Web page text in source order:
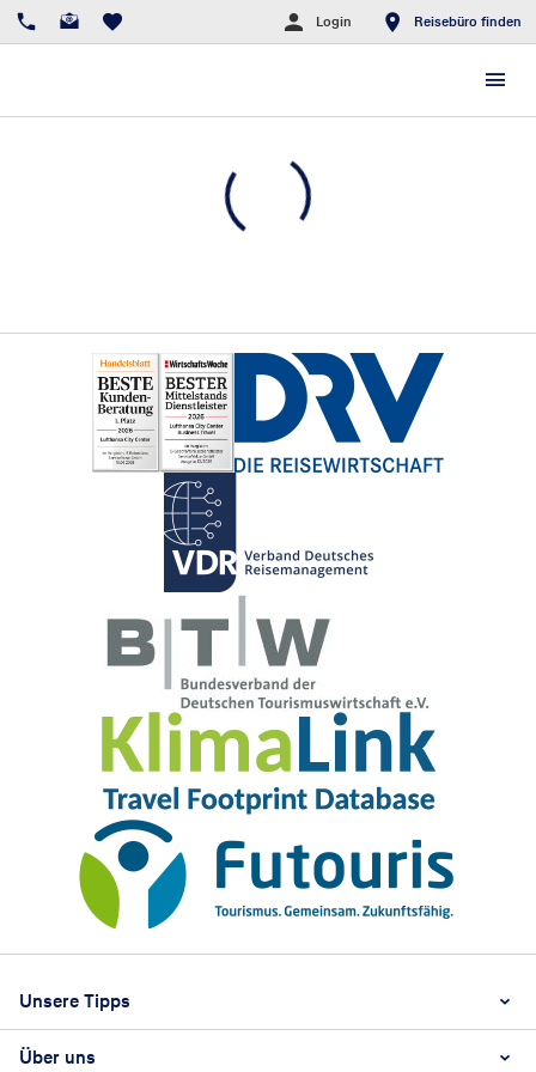
Login Reisebüro finden
Unsere Tipps
Beste Reisezeit
Über uns